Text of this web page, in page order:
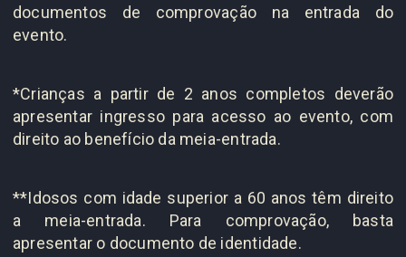
documentos de comprovação na entrada do
evento.
*Crianças a partir de 2 anos completos deverão
apresentar ingresso para acesso ao evento, com
direito ao benefício da meia-entrada.
**Idosos com idade superior a 60 anos têm direito
a meia-entrada. Para comprovação, basta
apresentar o documento de identidade.